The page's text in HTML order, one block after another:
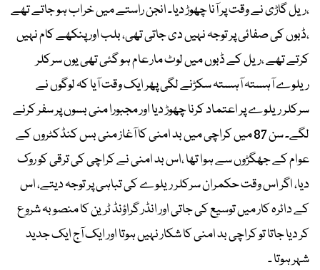
،ریل گاڑی نے وقت پر آنا چھوڑ دیا۔ انجن راستے میں خراب ہو جاتے تھے
،ڈبوں کی صفائی پر توجہ نہیں دی جاتی تھی، بلب اور پنکھے کام نہیں
کرتے تھے ،ریل کے ڈبوں میں لوٹ مار عام ہو گئی تھی یوں سرکلر
ریلوے آہستہ آہستہ سکڑنے لگی پھر ایک وقت آیا کہ لوگوں نے
سرکلر ریلوے پر اعتماد کرنا چھوڑ دیا اور مجبورا منی بسوں پر سفر کرنے
لگے۔ سن 87 میں کراچی میں بد امنی کا آغاز منی بس کنڈکٹروں کے
عوام کے جھگڑوں سے ہوا تھا ،اس بد امنی نے کراچی کی ترقی کو روک
دیا، اگر اس وقت حکمران سرکلر ریلوے کی تباہی پر توجہ دیتے، اس
کے دائرہ کار میں توسیع کی جاتی اور انڈر گراؤنڈ ٹرین کا منصوبہ شروع
کر دیا جاتا تو کراچی بد امنی کا شکار نہیں ہوتا اور ایک آج ایک جدید
شہر ہوتا ۔